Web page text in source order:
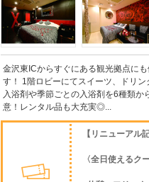
金沢東ICからすぐにある観光拠点に
す！ 1階ロビーにてスイーツ、ドリ
入浴剤や季節ごとの入浴剤を6種類
意！レンタル品も大充実◎...
【リニューアル
〈全日使えるク